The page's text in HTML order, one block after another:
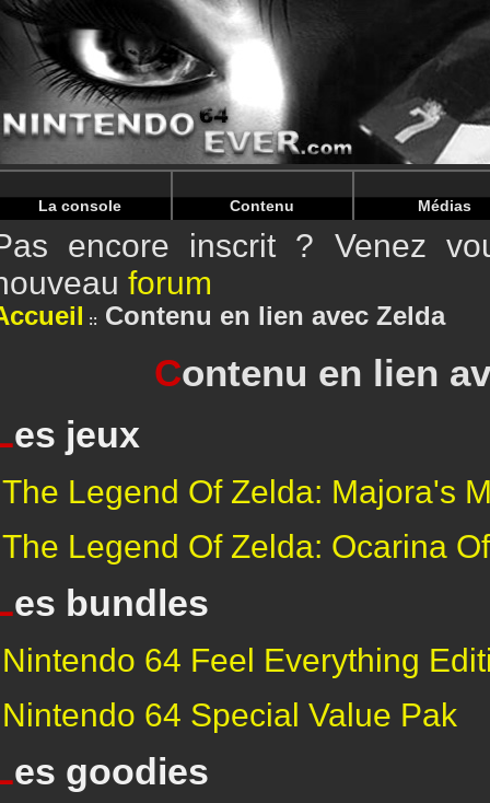
Warning: Undefined array key "HTTP_REFERER" in /
Warning: Undefined variable $currentPage in /home/
La console Contenu Médias
encore inscrit ? Venez
forum
Contenu en lien avec Zelda
Contenu en lien
es jeux
The Legend Of Zelda: Majora's
The Legend Of Zelda: Ocarina
es bundles
Nintendo 64 Feel Everything
Nintendo 64 Special Value Pak
es goodies